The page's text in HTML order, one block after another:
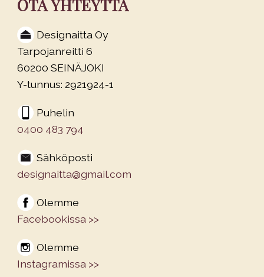
OTA YHTEYTTÄ
Designaitta Oy
Tarpojanreitti 6
60200 SEINÄJOKI
Y-tunnus: 2921924-1
Puhelin
0400 483 794
Sähköposti
designaitta@gmail.com
Olemme
Facebookissa >>
Olemme
Instagramissa >>